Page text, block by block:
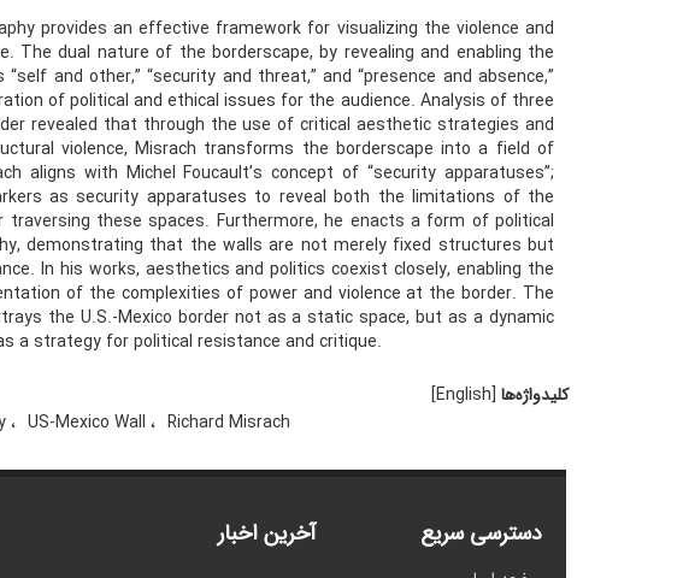
provides an effective framework for visualizing the violence and
The dual nature of the borderscape, by revealing and enabling the
and other,” “security and threat,” and “presence and absence,”
of political and ethical issues for the audience. Analysis of three
revealed that through the use of critical aesthetic strategies and
violence, Misrach transforms the borderscape into a field of
aligns with Michel Foucault’s concept of “security apparatuses”;
as security apparatuses to reveal both the limitations of the
these spaces. Furthermore, he enacts a form of political
demonstrating that the walls are not merely fixed structures but
In his works, aesthetics and politics coexist closely, enabling the
of the complexities of power and violence at the border. The
the U.S.-Mexico border not as a static space, but as a dynamic
a strategy for political resistance and critique.
کلیدواژه‌ها [English]
US-Mexico Wall Richard Misrach
دسترسی سریع آخرین اخبار